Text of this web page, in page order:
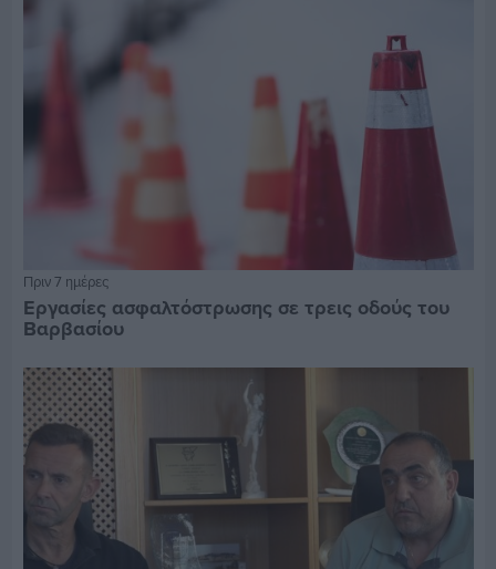
Πριν 7 ημέρες
Εργασίες ασφαλτόστρωσης σε τρεις οδούς του
Βαρβασίου